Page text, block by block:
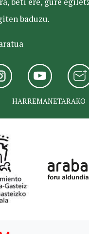
baduzu.
HARREMANETARAKO